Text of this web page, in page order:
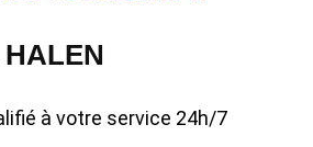
à votre service 24h/7